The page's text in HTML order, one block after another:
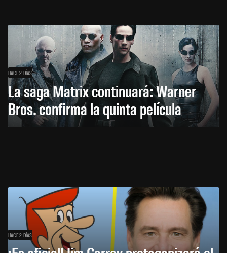
HACE 2 DÍAS
La saga Matrix continuará: Warner
Bros. confirma la quinta película
HACE 2 DÍAS